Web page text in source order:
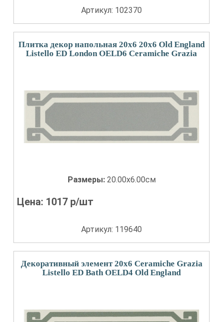
Артикул: 102370
Плитка декор напольная 20x6 20x6 Old England
Listello ED London OELD6 Ceramiche Grazia
Размеры: 20.00x6.00см
Цена: 1017 р/шт
Артикул: 119640
Декоративный элемент 20x6 Ceramiche Grazia
Listello ED Bath OELD4 Old England